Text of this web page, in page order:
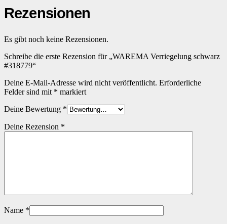
Rezensionen
Es gibt noch keine Rezensionen.
Schreibe die erste Rezension für „WAREMA Verriegelung schwarz
#318779“
Deine E-Mail-Adresse wird nicht veröffentlicht. Erforderliche
Felder sind mit * markiert
Deine Bewertung *
Deine Rezension *
Name *